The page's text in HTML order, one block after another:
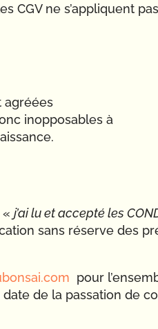
CGV ne s’appliquent
agréées
inopposables à
«j’ai lu et accepté les
sans réserve des
pour
de la passation de